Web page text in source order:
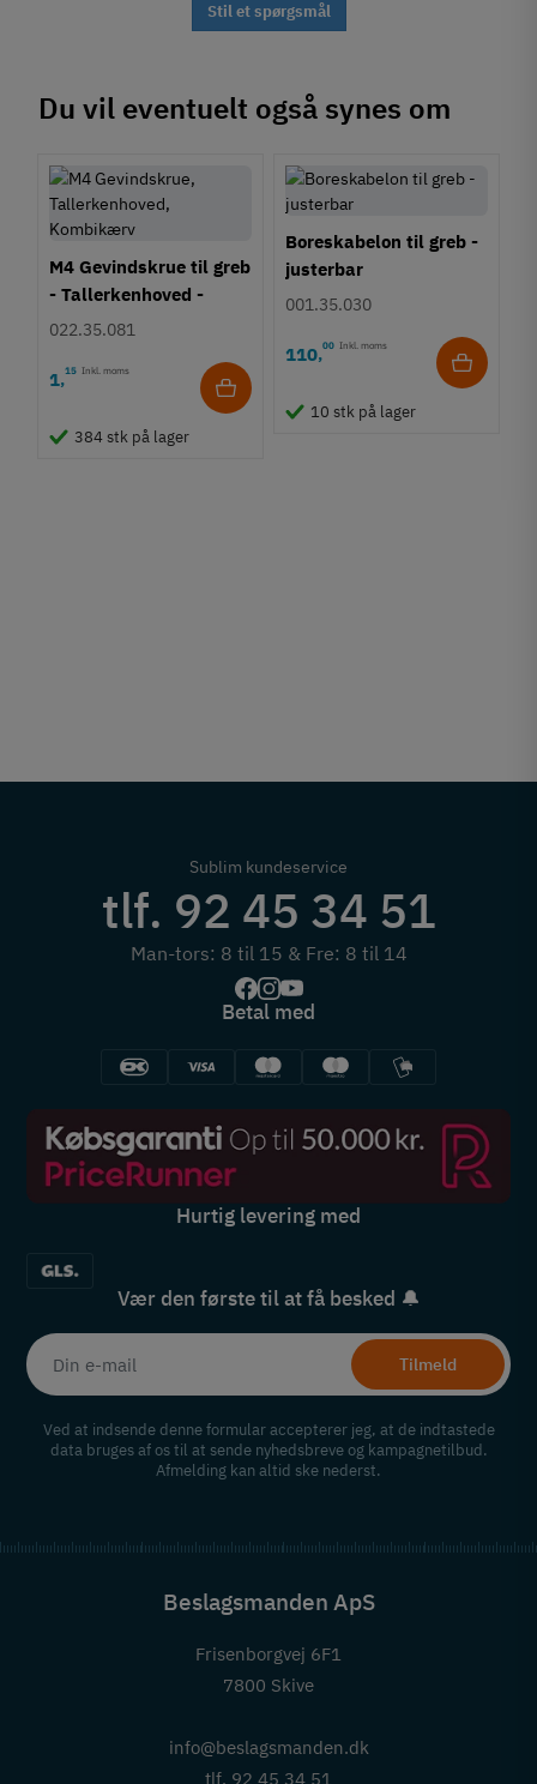
Stil et spørgsmål
Du vil eventuelt også synes om
M4 Gevindskrue til greb
- Tallerkenhoved -
Krydskærv
022.35.081
1,15 Inkl. moms
384 stk på lager
Boreskabelon til greb -
justerbar
001.35.030
110,00 Inkl. moms
10 stk på lager
Sublim kundeservice
tlf. 92 45 34 51
Man-tors: 8 til 15 & Fre: 8 til 14
Betal med
Hurtig levering med
Vær den første til at få besked 🔔
Tilmeld
Ved at indsende denne formular accepterer jeg, at de indtastede
data bruges af os til at sende nyhedsbreve og kampagnetilbud.
Afmelding kan altid ske nederst.
Beslagsmanden ApS
Frisenborgvej 6F1
7800 Skive
info@beslagsmanden.dk
tlf. 92 45 34 51